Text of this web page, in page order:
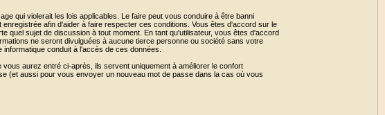
qui violerait les lois applicables. Le faire peut vous conduire à être banni
afin d'aider à faire respecter ces conditions. Vous êtes d'accord sur le
quel sujet de discussion à tout moment. En tant qu'utilisateur, vous êtes d'accord
ne seront divulguées à aucune tierce personne ou société sans votre
conduit à l'accès de ces données.
aurez entré ci-après, ils servent uniquement à améliorer le confort
(et aussi pour vous envoyer un nouveau mot de passe dans la cas où vous